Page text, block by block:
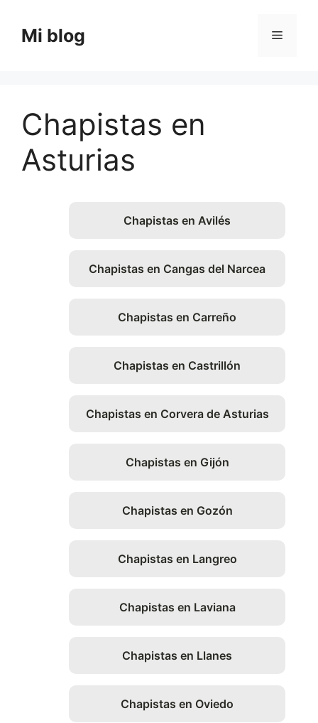
contenido
Mi blog Menú
Chapistas en
Asturias
Chapistas en Avilés
Chapistas en Cangas del Narcea
Chapistas en Carreño
Chapistas en Castrillón
Chapistas en Corvera de Asturias
Chapistas en Gijón
Chapistas en Gozón
Chapistas en Langreo
Chapistas en Laviana
Chapistas en Llanes
Chapistas en Oviedo